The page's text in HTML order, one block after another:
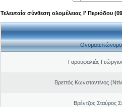
Τελευταία σύνθεση ολομέλειας Ι' Περιόδου
Ονοματεπώνυμο
Γαρουφαλιάς
Βρεττός Κωνσταντίνος
Βρέντζος Σταύρος